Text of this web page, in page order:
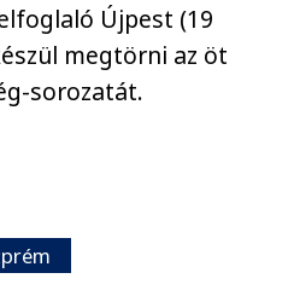
Újpest (19
megtörni az öt
sorozatát.